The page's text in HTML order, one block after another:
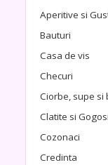
Aperitive si
Bauturi
Casa de vis
Checuri
Ciorbe, supe si
Clatite si Gogosi
Cozonaci
Credinta